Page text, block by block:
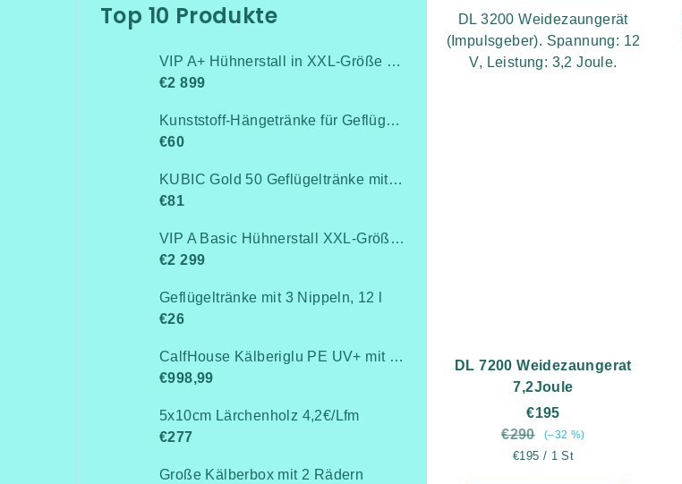
Top 10 Produkte
VIP A+ Hühnerstall in XXL-Größe für 15-20 Hühner-Isoliert(mit Heizung!+Kühlung!, Isolierung und Led-Beleuchtung) - Komplett montiert - Kostenlose Lieferung
€2 899
Kunststoff-Hängetränke für Geflügel, Anschluss an Rohrleitung / Niederdruck bis 0,5 bar
€60
KUBIC Gold 50 Geflügeltränke mit Standfüßen
€81
VIP A Basic Hühnerstall XXL-Größe für 15-20 Hühner - Komplett montiert -Kostenlose Lieferung- Ohne Wärmedämmung,Heizung/Kühlung und Beleuchtung
€2 299
Geflügeltränke mit 3 Nippeln, 12 l
€26
CalfHouse Kälberiglu PE UV+ mit schwerem Gitterzaun
€998,99
5x10cm Lärchenholz 4,2€/Lfm
€277
Große Kälberbox mit 2 Rädern
DL 3200 Weidezaungerät
(Impulsgeber). Spannung: 12
V, Leistung: 3,2 Joule.
DL 7200 Weidezaungerat
7,2Joule
€195
€290
(–32 %)
Verkaufspreis:
€195 / 1 St